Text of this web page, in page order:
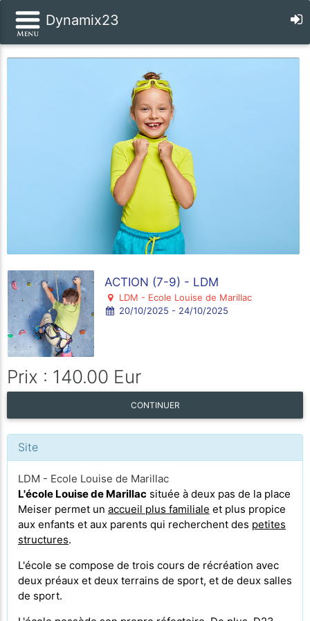
Dynamix23
ACTION (7-9) - LDM
LDM - Ecole Louise de Marillac
20/10/2025 - 24/10/2025
Prix : 140.00 Eur
CONTINUER
Site
LDM - Ecole Louise de Marillac
L'école Louise de Marillac située à deux pas de la place
Meiser permet un accueil plus familiale et plus propice
aux enfants et aux parents qui recherchent des petites
structures.
L'école se compose de trois cours de récréation avec
deux préaux et deux terrains de sport, et de deux salles
de sport.